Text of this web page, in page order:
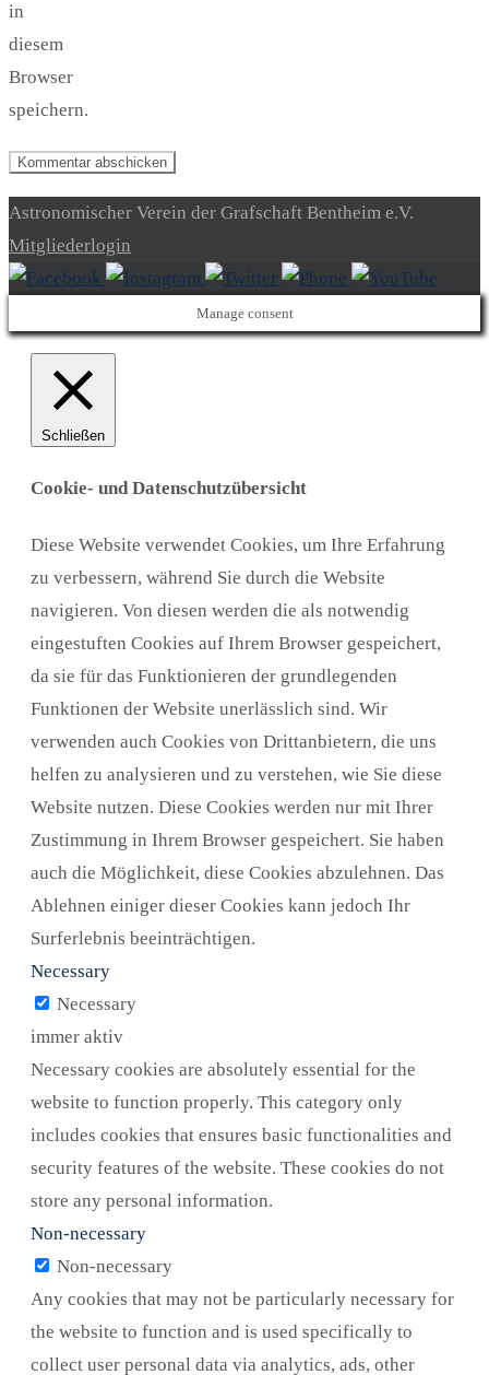
in
diesem
Browser
speichern.
Astronomischer Verein der Grafschaft Bentheim e.V.
Mitgliederlogin
Manage consent
Schließen
Cookie- und Datenschutzübersicht
Diese Website verwendet Cookies, um Ihre Erfahrung
zu verbessern, während Sie durch die Website
navigieren. Von diesen werden die als notwendig
eingestuften Cookies auf Ihrem Browser gespeichert,
da sie für das Funktionieren der grundlegenden
Funktionen der Website unerlässlich sind. Wir
verwenden auch Cookies von Drittanbietern, die uns
helfen zu analysieren und zu verstehen, wie Sie diese
Website nutzen. Diese Cookies werden nur mit Ihrer
Zustimmung in Ihrem Browser gespeichert. Sie haben
auch die Möglichkeit, diese Cookies abzulehnen. Das
Ablehnen einiger dieser Cookies kann jedoch Ihr
Surferlebnis beeinträchtigen.
Necessary
Necessary
immer aktiv
Necessary cookies are absolutely essential for the
website to function properly. This category only
includes cookies that ensures basic functionalities and
security features of the website. These cookies do not
store any personal information.
Non-necessary
Non-necessary
Any cookies that may not be particularly necessary for
the website to function and is used specifically to
collect user personal data via analytics, ads, other